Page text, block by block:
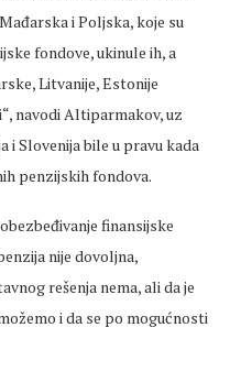
i Poljska, koje su
fondove, ukinule ih, a
Litvanije, Estonije
navodi Altiparmakov, uz
i Slovenija bile u pravu kada
penzijskih fondova.
finansijske
nije dovoljna,
rešenja nema, ali da je
i da se po mogućnosti